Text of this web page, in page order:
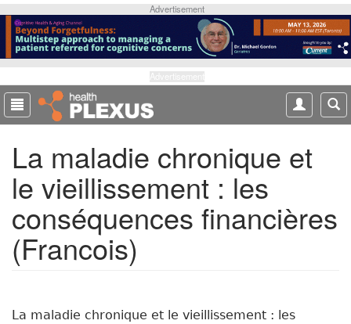
p
o
m
a
Advertisement
La maladie chronique et
le vieillissement : les
conséquences financières
(Francois)
La maladie chronique et le vieillissement : les